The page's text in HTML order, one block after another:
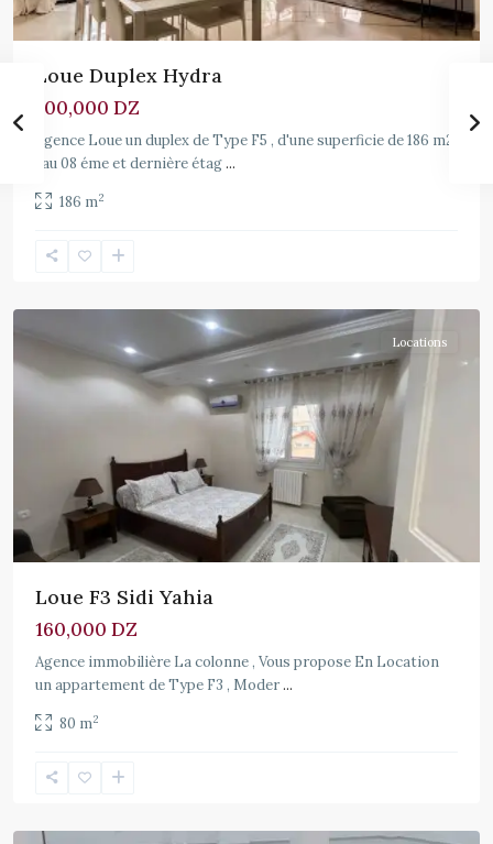
Loue Duplex Hydra
700,000 DZ
Agence Loue un duplex de Type F5 , d'une superficie de 186 m2
, au 08 éme et dernière étag...
186 m2
Locations
Loue F3 Sidi Yahia
160,000 DZ
Agence immobilière La colonne , Vous propose En Location
un appartement de Type F3 , Moder...
80 m2